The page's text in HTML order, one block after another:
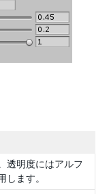
透明度にはアルフ
します。